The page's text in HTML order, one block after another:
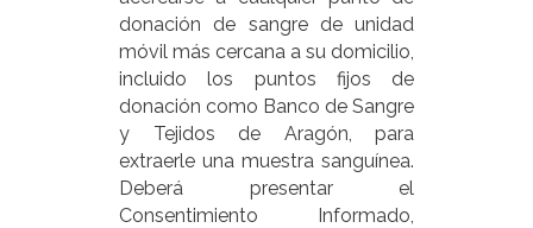
donación de sangrede unidad
móvil más cercana a su domicilio,
incluido los puntos fijos de
donación como Banco de Sangre
y Tejidos de Aragón, para
extraerle una muestra sanguínea.
Deberá presentar el
Consentimiento Informado,